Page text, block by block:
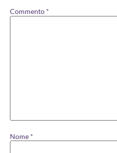
Commento *
Nome *